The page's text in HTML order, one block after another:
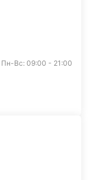
Пн-Вс: 09:00 - 21:00